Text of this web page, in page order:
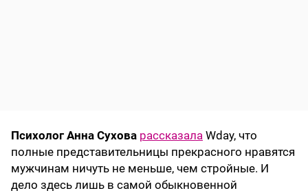
Психолог Анна Сухова рассказала Wday, что
полные представительницы прекрасного нравятся
мужчинам ничуть не меньше, чем стройные. И
дело здесь лишь в самой обыкновенной